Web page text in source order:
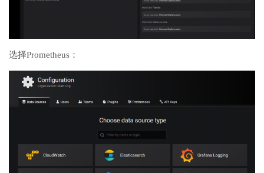
选择Prometheus：